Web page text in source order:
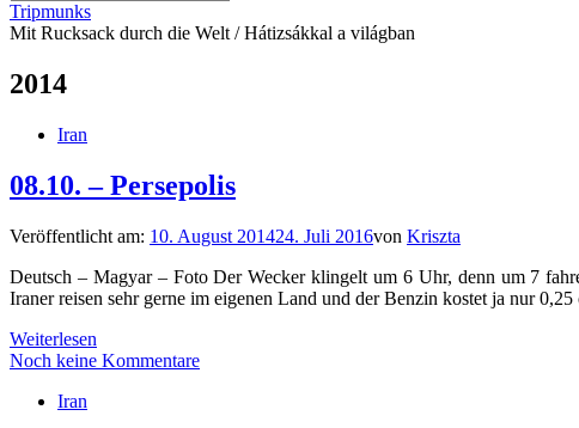
Tripmunks
Mit Rucksack durch die Welt / Hátizsákkal a világban
2014
Iran
08.10. – Persepolis
Veröffentlicht am: 10. August 201424. Juli 2016von Kriszta
Deutsch – Magyar – Foto Der Wecker klingelt um 6 Uhr, denn um 7
Iraner reisen sehr gerne im eigenen Land und der Benzin kostet ja nur
Weiterlesen
Noch keine Kommentare
Iran